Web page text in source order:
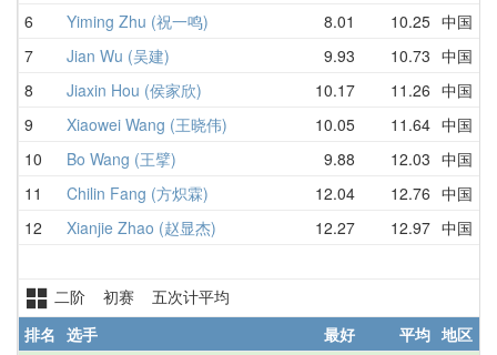
6 Yiming Zhu (祝一鸣) 8.01 10.25 中国
7 Jian Wu (吴建) 9.93 10.73 中国
8 Jiaxin Hou (侯家欣) 10.17 11.26 中国
9 Xiaowei Wang (王晓伟) 10.05 11.64 中国
10 Bo Wang (王擘) 9.88 12.03 中国
11 Chilin Fang (方炽霖) 12.04 12.76 中国
12 Xianjie Zhao (赵显杰) 12.27 12.97 中国
二阶 初赛 五次计平均
排名 选手 最好 平均 地区